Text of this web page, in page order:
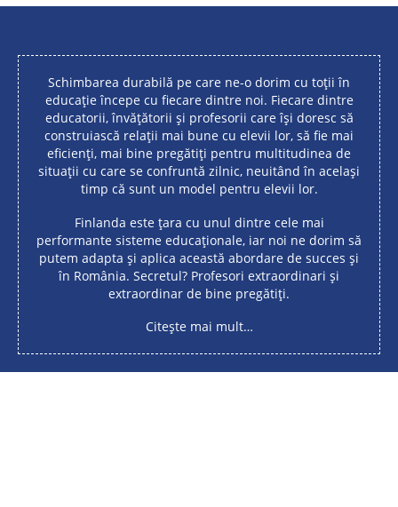
Schimbarea durabilă pe care ne-o dorim cu toții în
educație începe cu fiecare dintre noi. Fiecare dintre
educatorii, învățătorii și profesorii care își doresc să
construiască relații mai bune cu elevii lor, să fie mai
eficienți, mai bine pregătiți pentru multitudinea de
situații cu care se confruntă zilnic, neuitând în același
timp că sunt un model pentru elevii lor.
Finlanda este țara cu unul dintre cele mai
performante sisteme educaționale, iar noi ne dorim să
putem adapta și aplica această abordare de succes și
în România. Secretul? Profesori extraordinari și
extraordinar de bine pregătiți.
Citește mai mult…